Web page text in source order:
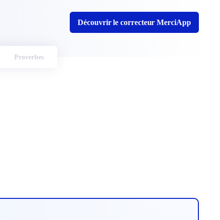
Découvrir le correcteur MerciApp
Proverbes